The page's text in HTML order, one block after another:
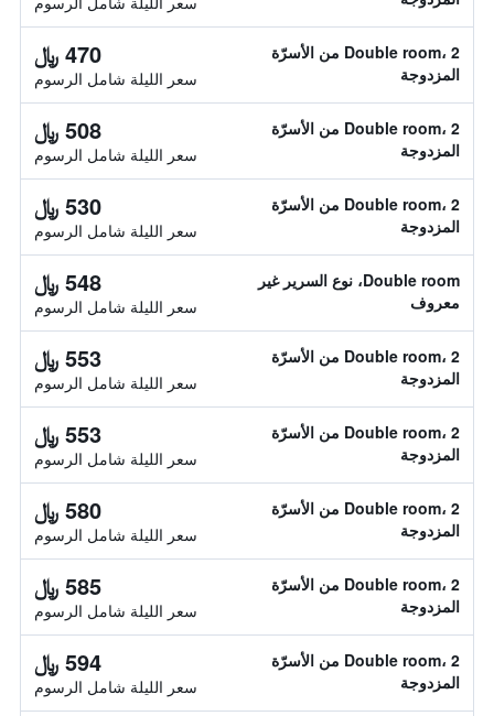
Double room، 2 من الأسرّة
المزدوجة
470 ﷼
سعر الليلة شامل الرسوم
Double room، 2 من الأسرّة
المزدوجة
508 ﷼
سعر الليلة شامل الرسوم
Double room، 2 من الأسرّة
المزدوجة
530 ﷼
سعر الليلة شامل الرسوم
Double room، نوع السرير غير
معروف
548 ﷼
سعر الليلة شامل الرسوم
Double room، 2 من الأسرّة
المزدوجة
553 ﷼
سعر الليلة شامل الرسوم
Double room، 2 من الأسرّة
المزدوجة
553 ﷼
سعر الليلة شامل الرسوم
Double room، 2 من الأسرّة
المزدوجة
580 ﷼
سعر الليلة شامل الرسوم
Double room، 2 من الأسرّة
المزدوجة
585 ﷼
سعر الليلة شامل الرسوم
Double room، 2 من الأسرّة
المزدوجة
594 ﷼
سعر الليلة شامل الرسوم